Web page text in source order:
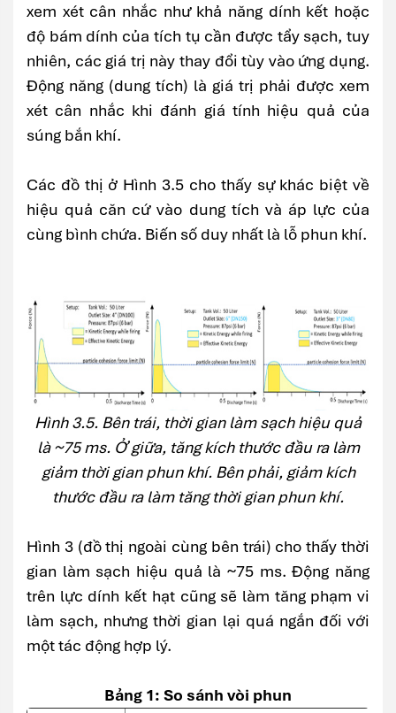
xem xét cân nhắc như khả năng dính kết hoặc
độ bám dính của tích tụ cần được tẩy sạch, tuy
nhiên, các giá trị này thay đổi tùy vào ứng dụng.
Động năng (dung tích) là giá trị phải được xem
xét cân nhắc khi đánh giá tính hiệu quả của
súng bắn khí.
Các đồ thị ở Hình 3.5 cho thấy sự khác biệt về
hiệu quả căn cứ vào dung tích và áp lực của
cùng bình chứa. Biến số duy nhất là lỗ phun khí.
Hình 3.5. Bên trái, thời gian làm sạch hiệu quả
là ~75 ms. Ở giữa, tăng kích thước đầu ra làm
giảm thời gian phun khí. Bên phải, giảm kích
thước đầu ra làm tăng thời gian phun khí.
Hình 3 (đồ thị ngoài cùng bên trái) cho thấy thời
gian làm sạch hiệu quả là ~75 ms. Động năng
trên lực dính kết hạt cũng sẽ làm tăng phạm vi
làm sạch, nhưng thời gian lại quá ngắn đối với
một tác động hợp lý.
Bảng 1: So sánh vòi phun